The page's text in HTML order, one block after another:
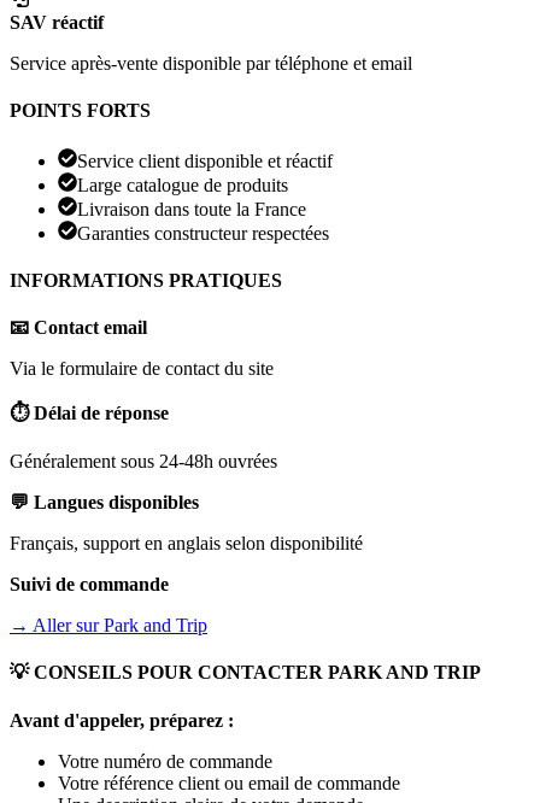
SAV réactif
Service après-vente disponible par téléphone et email
POINTS FORTS
Service client disponible et réactif
Large catalogue de produits
Livraison dans toute la France
Garanties constructeur respectées
INFORMATIONS PRATIQUES
📧 Contact email
Via le formulaire de contact du site
⏱️ Délai de réponse
Généralement sous 24-48h ouvrées
💬 Langues disponibles
Français, support en anglais selon disponibilité
Suivi de commande
→ Aller surPark and Trip
💡 CONSEILS POUR CONTACTER PARK AND TRIP
Avant d'appeler, préparez :
Votre numéro de commande
Votre référence client ou email de commande